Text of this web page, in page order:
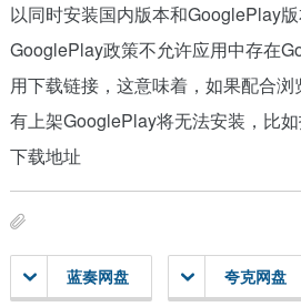
以同时安装国内版本和GooglePlay版
GooglePlay政策不允许应用中存在
用下载链接，这意味着，如果配合
有上架GooglePlay将无法安装，比如
下载地址
蓝奏网盘 夸克网盘